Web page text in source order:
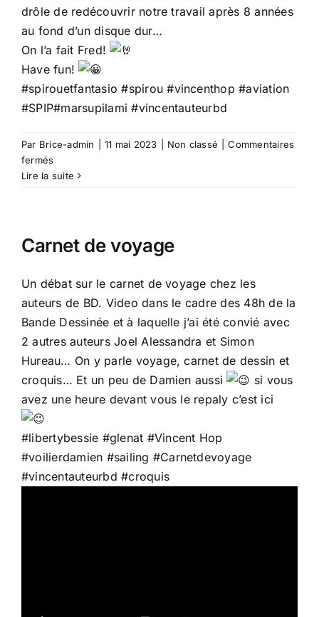
drôle de redécouvrir notre travail après 8 années
au fond d’un disque dur…
On l’a fait Fred!
Have fun!
#spirouetfantasio #spirou #vincenthop #aviation
#SPIP#marsupilami#vincentauteurbd
Par Brice-admin 11 mai 2023 Non classé
Commentaires
ferméssur
Vieux
projet
Lire la suite
Carnet de voyage
Un débat sur le carnet de voyage chez les
auteurs de BD. Video dans le cadre des 48h de la
Bande Dessinée et à laquelle j’ai été convié avec
2 autres auteurs Joel Alessandra et Simon
Hureau… On y parle voyage, carnet de dessin et
croquis… Et un peu de Damien aussi
si vous
avez une heure devant vous le repaly c’est ici
#libertybessie #glenat #Vincent Hop
#voilierdamien #sailing #Carnetdevoyage
#vincentauteurbd #croquis